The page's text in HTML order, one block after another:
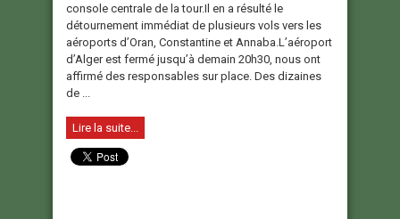
console centrale de la tour.Il en a résulté le
détournement immédiat de plusieurs vols vers les
aéroports d’Oran, Constantine et Annaba.L’aéroport
d’Alger est fermé jusqu’à demain 20h30, nous ont
affirmé des responsables sur place. Des dizaines
de ...
Lire la suite...